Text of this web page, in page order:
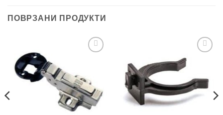
ПОВРЗАНИ ПРОДУКТИ